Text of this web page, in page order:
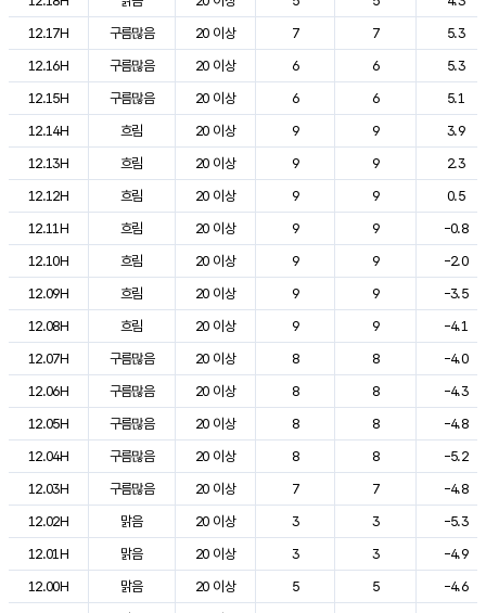
12.17H
구름많음 20 이상 7 7
5.3
12.16H
구름많음 20 이상 6 6
5.3
12.15H
구름많음 20 이상 6 6
5.1
12.14H
흐림 20 이상 9 9
3.9
12.13H
흐림 20 이상 9 9
2.3
12.12H
흐림 20 이상 9 9
0.5
12.11H
흐림 20 이상 9 9
-0.8
12.10H
흐림 20 이상 9 9
-2.0
12.09H
흐림 20 이상 9 9
-3.5
12.08H
흐림 20 이상 9 9
-4.1
12.07H
구름많음 20 이상 8 8
-4.0
12.06H
구름많음 20 이상 8 8
-4.3
12.05H
구름많음 20 이상 8 8
-4.8
12.04H
구름많음 20 이상 8 8
-5.2
12.03H
구름많음 20 이상 7 7
-4.8
12.02H
맑음 20 이상 3 3
-5.3
12.01H
맑음 20 이상 3 3
-4.9
12.00H
맑음 20 이상 5 5
-4.6